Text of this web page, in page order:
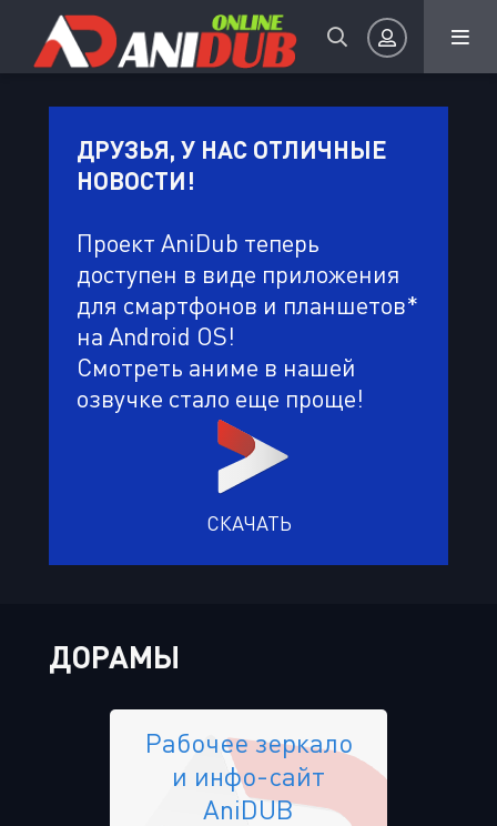
Авторизация
Запомнить
Регистрация Восстановить пароль
Или войти через
ДРУЗЬЯ, У НАС ОТЛИЧНЫЕ
НОВОСТИ!
Проект AniDub теперь
доступен в виде приложения
для смартфонов и планшетов*
на Android OS!
Смотреть аниме в нашей
озвучке стало еще проще!
СКАЧАТЬ
ДОРАМЫ
Рабочее зеркало
и инфо-сайт
AniDUB